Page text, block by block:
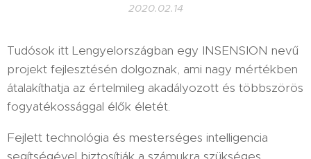
2020.02.14
Tudósok itt Lengyelországban egy INSENSION nevű
projekt fejlesztésén dolgoznak, ami nagy mértékben
átalakíthatja az értelmileg akadályozott és többszörös
fogyatékossággal élők életét.
Fejlett technológia és mesterséges intelligencia